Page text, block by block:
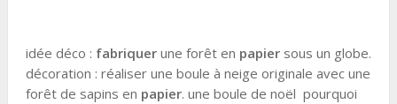
idée déco : fabriquerune forêt en papiersous un globe.
décoration : réaliser une boule à neige originale avec une
forêt de sapins en papier. une boule de noël pourquoi